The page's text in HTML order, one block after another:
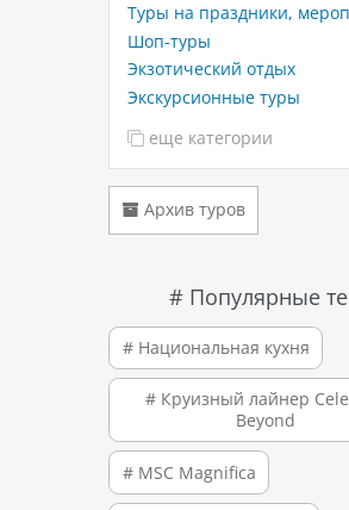
Туры на праздники,
Шоп-туры
Экзотический отдых
Экскурсионные туры
еще категории
Архив туров
# Популярные
# Национальная кухня
# Круизный лайнер
Beyond
# MSC Magnifica